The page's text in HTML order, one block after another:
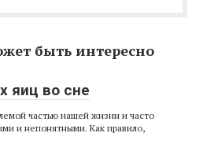
быть интересно
яиц во сне
частью нашей жизни и часто
и непонятными. Как правило,